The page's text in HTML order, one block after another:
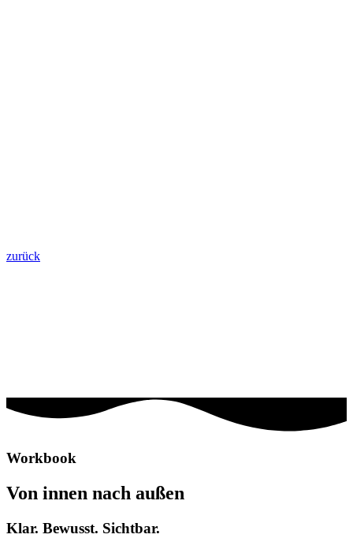
zurück
Workbook
Von innen nach außen
Klar. Bewusst. Sichtbar.